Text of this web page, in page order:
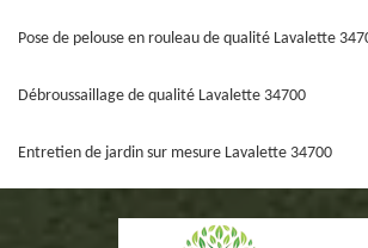
Pose de pelouse en rouleau de qualité Lavalette
Débroussaillage de qualité Lavalette 34700
Entretien de jardin sur mesure Lavalette 34700